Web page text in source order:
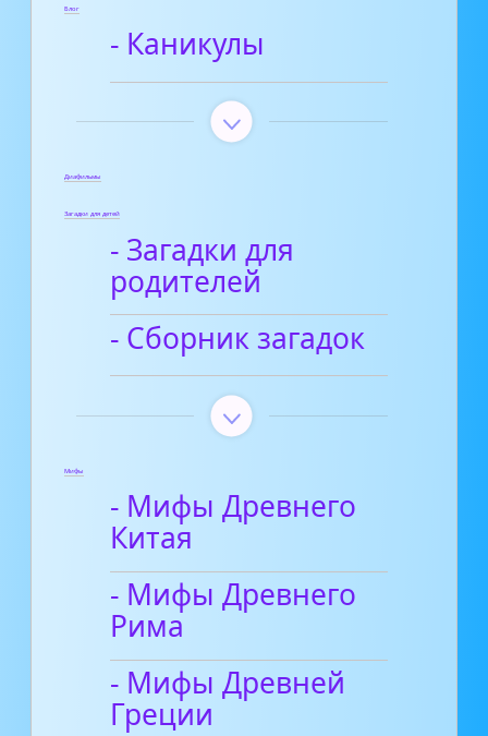
Блог
- Каникулы
Диафильмы
Загадки для детей
- Загадки для
родителей
- Сборник загадок
Мифы
- Мифы Древнего
Китая
- Мифы Древнего
Рима
- Мифы Древней
Греции